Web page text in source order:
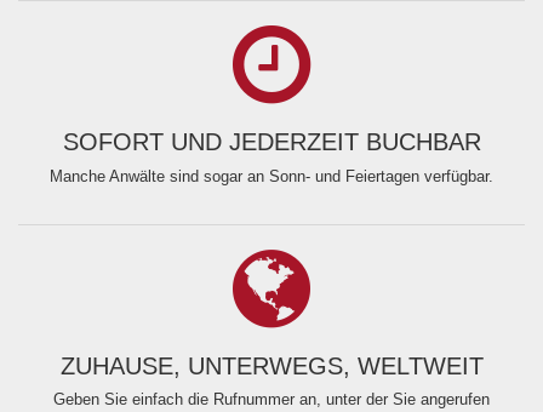
SOFORT UND JEDERZEIT BUCHBAR
Manche Anwälte sind sogar an Sonn- und Feiertagen verfügbar.
ZUHAUSE, UNTERWEGS, WELTWEIT
Geben Sie einfach die Rufnummer an, unter der Sie angerufen